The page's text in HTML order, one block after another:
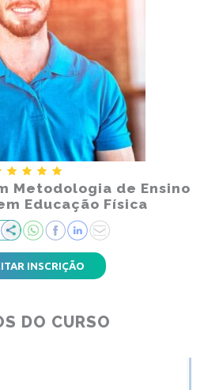
Metodologia de Ensino
Educação Física
INSCRIÇÃO
DO CURSO